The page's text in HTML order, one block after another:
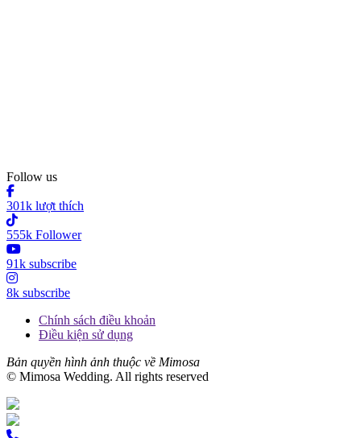
Follow us
301k lượt thích
555k Follower
91k subscribe
8k subscribe
Chính sách điều khoản
Điều kiện sử dụng
Bản quyền hình ảnh thuộc về Mimosa
© Mimosa Wedding. All rights reserved